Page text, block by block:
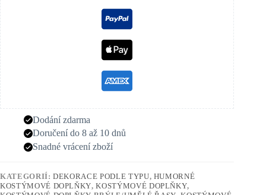
Dodání zdarma
Doručení do 8 až 10 dnů
Snadné vrácení zboží
KATEGORIÍ:DEKORACE PODLE TYPU, HUMORNÉ
KOSTÝMOVÉ DOPLŇKY,KOSTÝMOVÉ DOPLŇKY,